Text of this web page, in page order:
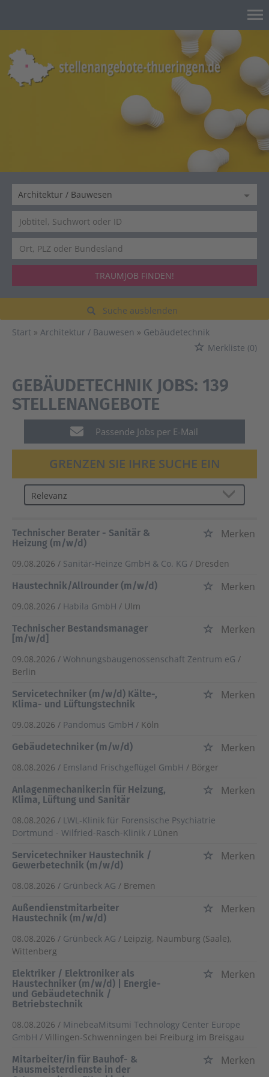
TRAUMJOB FINDEN!
Suche ausblenden
Start
Architektur / Bauwesen
Gebäudetechnik
Merkliste (0)
GEBÄUDETECHNIK JOBS: 139
STELLENANGEBOTE
Passende Jobs per E-Mail
GRENZEN SIE IHRE SUCHE EIN
Technischer Berater - Sanitär &
Heizung (m/w/d)
Merken
09.08.2026 / Sanitär-Heinze GmbH & Co. KG / Dresden
Haustechnik/Allrounder (m/w/d)
Merken
09.08.2026 / Habila GmbH / Ulm
Technischer Bestandsmanager
[m/w/d]
Merken
09.08.2026 / Wohnungsbaugenossenschaft Zentrum eG /
Berlin
Servicetechniker (m/w/d) Kälte-,
Klima- und Lüftungstechnik
Merken
09.08.2026 / Pandomus GmbH / Köln
Gebäudetechniker (m/w/d)
Merken
08.08.2026 / Emsland Frischgeflügel GmbH / Börger
Anlagenmechaniker:in für Heizung,
Klima, Lüftung und Sanitär
Merken
08.08.2026 / LWL-Klinik für Forensische Psychiatrie
Dortmund - Wilfried-Rasch-Klinik / Lünen
Servicetechniker Haustechnik /
Gewerbetechnik (m/w/d)
Merken
08.08.2026 / Grünbeck AG / Bremen
Außendienstmitarbeiter
Haustechnik (m/w/d)
Merken
08.08.2026 / Grünbeck AG / Leipzig, Naumburg (Saale),
Wittenberg
Elektriker / Elektroniker als
Haustechniker (m/w/d) | Energie-
und Gebäudetechnik /
Betriebstechnik
Merken
08.08.2026 / MinebeaMitsumi Technology Center Europe
GmbH / Villingen-Schwenningen bei Freiburg im Breisgau
Mitarbeiter/in für Bauhof- &
Hausmeisterdienste in der
Merken